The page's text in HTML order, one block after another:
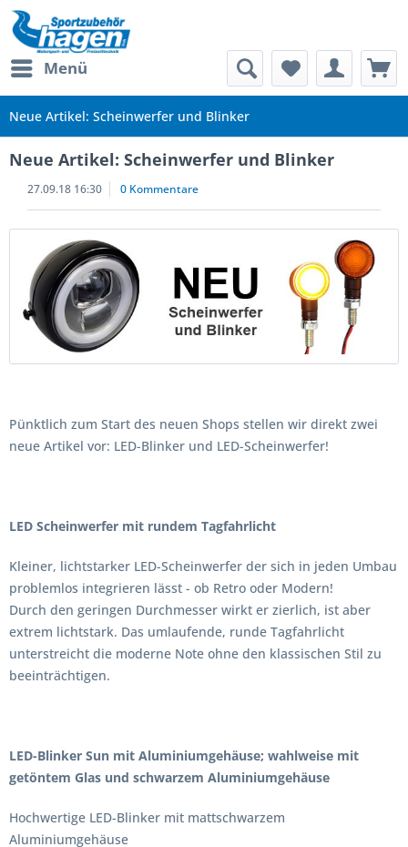
Menü
Neue Artikel: Scheinwerfer und Blinker
Neue Artikel: Scheinwerfer und Blinker
27.09.18 16:30 0 Kommentare
Pünktlich zum Start des neuen Shops stellen wir direkt zwei
neue Artikel vor: LED-Blinker und LED-Scheinwerfer!
LED Scheinwerfer mit rundem Tagfahrlicht
Kleiner, lichtstarker LED-Scheinwerfer der sich in jeden Umbau
problemlos integrieren lässt - ob Retro oder Modern!
Durch den geringen Durchmesser wirkt er zierlich, ist aber
extrem lichtstark. Das umlaufende, runde Tagfahrlicht
unterstreicht die moderne Note ohne den klassischen Stil zu
beeinträchtigen.
LED-Blinker Sun mit Aluminiumgehäuse; wahlweise mit
getöntem Glas und schwarzem Aluminiumgehäuse
Hochwertige LED-Blinker mit mattschwarzem
Aluminiumgehäuse